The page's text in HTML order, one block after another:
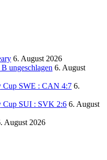
6. August 2026
ungeschlagen 6. August
Cup SWE : CAN 4:7 6.
Cup SUI : SVK 2:6 6. August
August 2026